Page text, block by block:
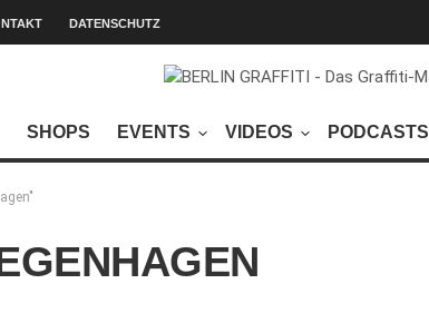
DATENSCHUTZ
SHOPS EVENTS VIDEOS PODCASTS